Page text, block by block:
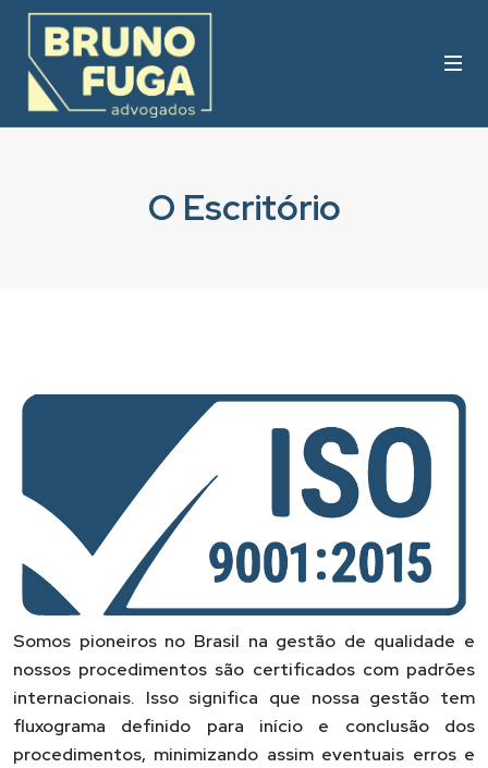
O Escritório
Somos pioneiros no Brasil na gestão de qualidade e
nossos procedimentos são certificados com padrões
internacionais. Isso significa que nossa gestão tem
fluxograma definido para início e conclusão dos
procedimentos, minimizando assim eventuais erros e